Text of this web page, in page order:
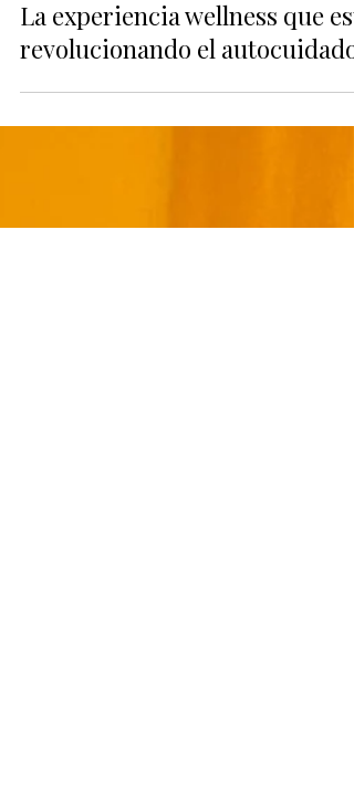
Japanese Head Spa España